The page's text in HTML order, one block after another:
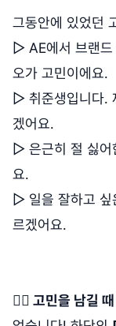
그동안에 있었던
▷ AE에서 브랜드
오가 고민이에요.
▷ 취준생입니다.
겠어요.
▷ 은근히 절 싫어
요.
▷ 일을 잘하고 싶
르겠어요.
🙋‍♂️ 고민을 남길